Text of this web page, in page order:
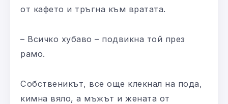
от кафето и тръгна към вратата.
– Всичко хубаво – подвикна той през
рамо.
Собственикът, все още клекнал на пода,
кимна вяло, а мъжът и жената от